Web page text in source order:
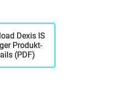
Dexis IS
Produkt-
(PDF)